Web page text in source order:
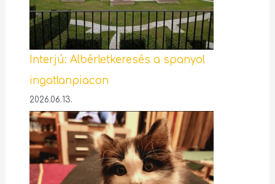
Interjú: Albérletkeresés a spanyol
ingatlanpiacon
2026.06.13.